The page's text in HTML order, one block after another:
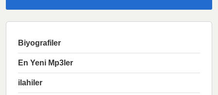
Biyografiler
En Yeni Mp3ler
ilahiler